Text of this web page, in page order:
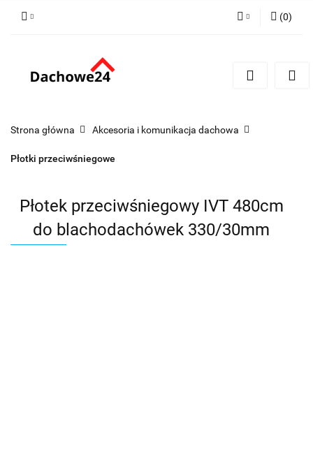
Zarejestruj się
(0)
Strona główna Akcesoria i komunikacja dachowa
Płotki przeciwśniegowe
Płotek przeciwśniegowy IVT 480cm
do blachodachówek 330/30mm